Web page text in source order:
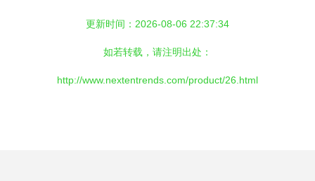
更新时间：2026-08-06 22:37:34
如若转载，请注明出处：
http://www.nextentrends.com/product/26.html